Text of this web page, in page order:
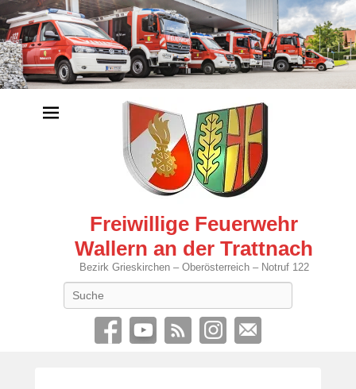
Freiwillige Feuerwehr
Wallern an der Trattnach
Bezirk Grieskirchen – Oberösterreich – Notruf 122